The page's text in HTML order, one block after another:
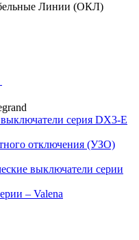
Линии (ОКЛ)
серия DX3-E
отключения (УЗО)
выключатели серии
– Valena